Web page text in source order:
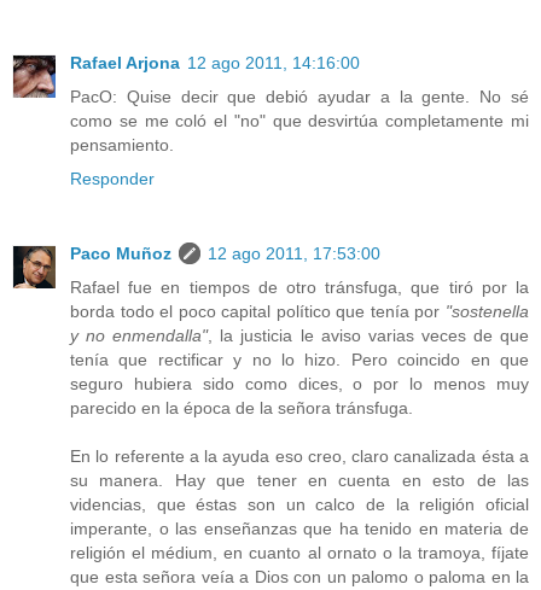
Rafael Arjona 12 ago 2011, 14:16:00
PacO: Quise decir que debió ayudar a la gente. No sé
como se me coló el "no" que desvirtúa completamente mi
pensamiento.
Responder
Paco Muñoz
12 ago 2011, 17:53:00
Rafael fue en tiempos de otro tránsfuga, que tiró por la
borda todo el poco capital político que tenía por "sostenella
y no enmendalla", la justicia le aviso varias veces de que
tenía que rectificar y no lo hizo. Pero coincido en que
seguro hubiera sido como dices, o por lo menos muy
parecido en la época de la señora tránsfuga.
En lo referente a la ayuda eso creo, claro canalizada ésta a
su manera. Hay que tener en cuenta en esto de las
videncias, que éstas son un calco de la religión oficial
imperante, o las enseñanzas que ha tenido en materia de
religión el médium, en cuanto al ornato o la tramoya, fíjate
que esta señora veía a Dios con un palomo o paloma en la